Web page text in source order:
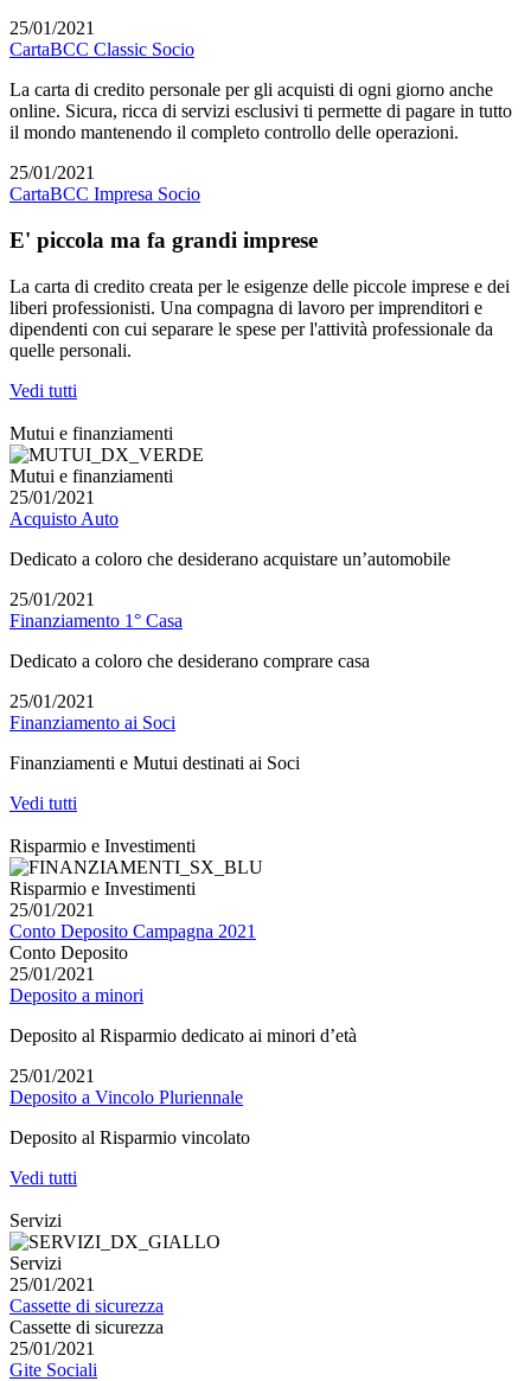
25/01/2021
CartaBCC Classic Socio
La carta di credito personale per gli acquisti di ogni giorno anche
online. Sicura, ricca di servizi esclusivi ti permette di pagare in tutto
il mondo mantenendo il completo controllo delle operazioni.
25/01/2021
CartaBCC Impresa Socio
E' piccola ma fa grandi imprese
La carta di credito creata per le esigenze delle piccole imprese e dei
liberi professionisti. Una compagna di lavoro per imprenditori e
dipendenti con cui separare le spese per l'attività professionale da
quelle personali.
Vedi tutti
Mutui e finanziamenti
Mutui e finanziamenti
25/01/2021
Acquisto Auto
Dedicato a coloro che desiderano acquistare un’automobile
25/01/2021
Finanziamento 1° Casa
Dedicato a coloro che desiderano comprare casa
25/01/2021
Finanziamento ai Soci
Finanziamenti e Mutui destinati ai Soci
Vedi tutti
Risparmio e Investimenti
Risparmio e Investimenti
25/01/2021
Conto Deposito Campagna 2021
Conto Deposito
25/01/2021
Deposito a minori
Deposito al Risparmio dedicato ai minori d’età
25/01/2021
Deposito a Vincolo Pluriennale
Deposito al Risparmio vincolato
Vedi tutti
Servizi
Servizi
25/01/2021
Cassette di sicurezza
Cassette di sicurezza
25/01/2021
Gite Sociali